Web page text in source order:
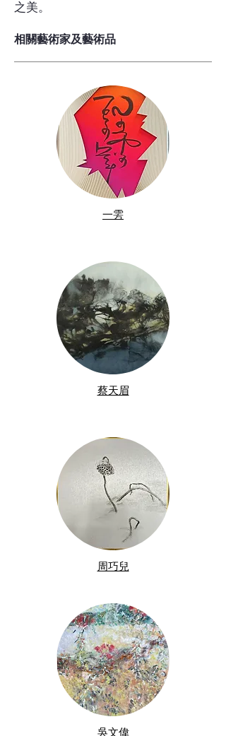
之美。
相關藝術家及藝術品
一雱
蔡天眉
周巧兒
吳文偉